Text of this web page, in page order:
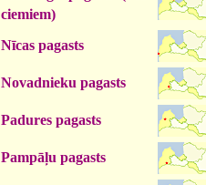
ciemiem)
Nīcas pagasts
Novadnieku pagasts
Padures pagasts
Pampāļu pagasts